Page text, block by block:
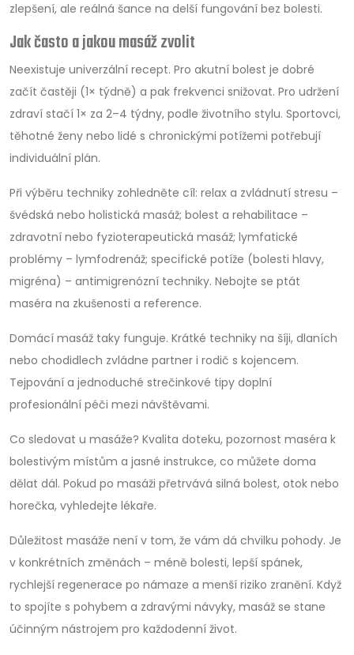
zlepšení, ale reálná šance na delší fungování bez bolesti.
Jak často a jakou masáž zvolit
Neexistuje univerzální recept. Pro akutní bolest je dobré
začít častěji (1× týdně) a pak frekvenci snižovat. Pro udržení
zdraví stačí 1× za 2–4 týdny, podle životního stylu. Sportovci,
těhotné ženy nebo lidé s chronickými potížemi potřebují
individuální plán.
Při výběru techniky zohledněte cíl: relax a zvládnutí stresu –
švédská nebo holistická masáž; bolest a rehabilitace –
zdravotní nebo fyzioterapeutická masáž; lymfatické
problémy – lymfodrenáž; specifické potíže (bolesti hlavy,
migréna) – antimigrenózní techniky. Nebojte se ptát
maséra na zkušenosti a reference.
Domácí masáž taky funguje. Krátké techniky na šíji, dlaních
nebo chodidlech zvládne partner i rodič s kojencem.
Tejpování a jednoduché strečinkové tipy doplní
profesionální péči mezi návštěvami.
Co sledovat u masáže? Kvalita doteku, pozornost maséra k
bolestivým místům a jasné instrukce, co můžete doma
dělat dál. Pokud po masáži přetrvává silná bolest, otok nebo
horečka, vyhledejte lékaře.
Důležitost masáže není v tom, že vám dá chvilku pohody. Je
v konkrétních změnách – méně bolesti, lepší spánek,
rychlejší regenerace po námaze a menší riziko zranění. Když
to spojíte s pohybem a zdravými návyky, masáž se stane
účinným nástrojem pro každodenní život.